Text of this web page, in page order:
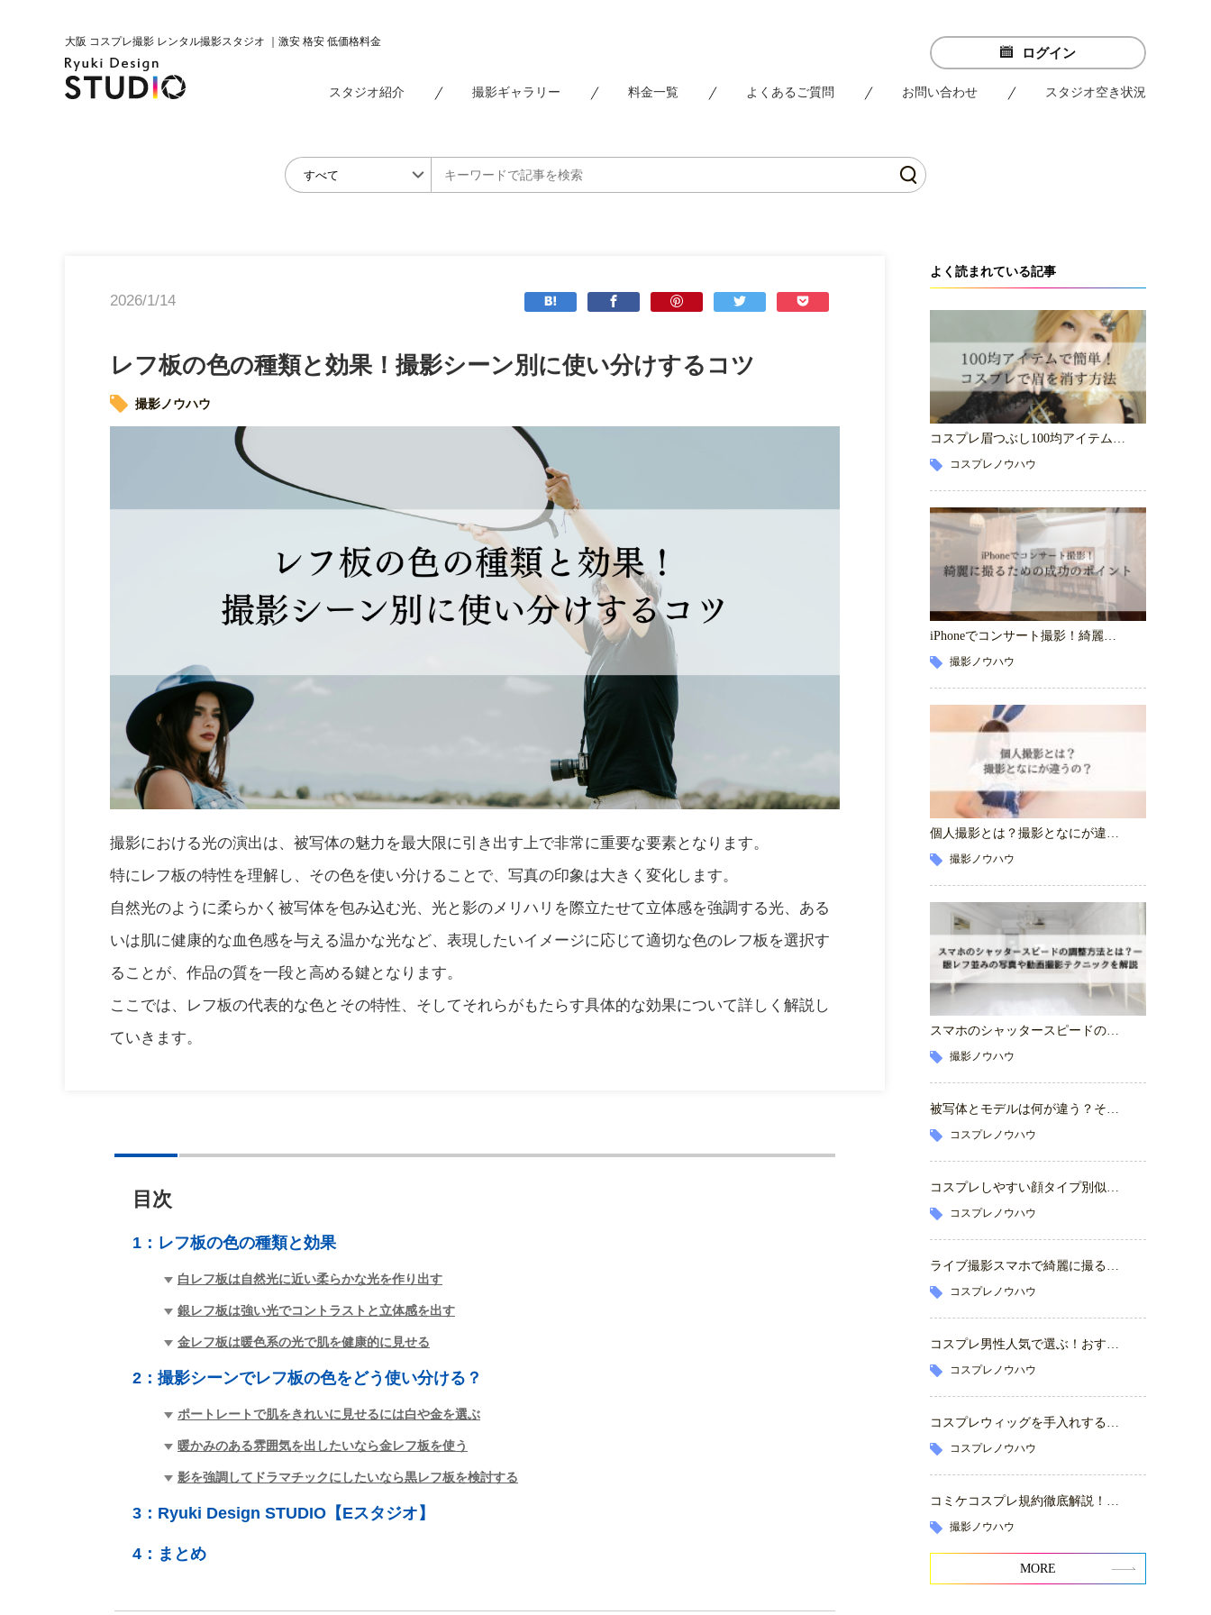
大阪 コスプレ撮影 レンタル撮影スタジオ ｜激安 格安 低価格料金
ログイン
スタジオ紹介 撮影ギャラリー 料金一覧 よくあるご質問 お問い合わせ スタジオ空き状況
2026/1/14
レフ板の色の種類と効果！撮影シーン別に使い分けするコツ
撮影ノウハウ
撮影における光の演出は、被写体の魅力を最大限に引き出す上で非常に重要な要素となります。
特にレフ板の特性を理解し、その色を使い分けることで、写真の印象は大きく変化します。
自然光のように柔らかく被写体を包み込む光、光と影のメリハリを際立たせて立体感を強調する光、ある
いは肌に健康的な血色感を与える温かな光など、表現したいイメージに応じて適切な色のレフ板を選択す
ることが、作品の質を一段と高める鍵となります。
ここでは、レフ板の代表的な色とその特性、そしてそれらがもたらす具体的な効果について詳しく解説し
ていきます。
目次
1： レフ板の色の種類と効果
白レフ板は自然光に近い柔らかな光を作り出す
銀レフ板は強い光でコントラストと立体感を出す
金レフ板は暖色系の光で肌を健康的に見せる
2： 撮影シーンでレフ板の色をどう使い分ける？
ポートレートで肌をきれいに見せるには白や金を選ぶ
暖かみのある雰囲気を出したいなら金レフ板を使う
影を強調してドラマチックにしたいなら黒レフ板を検討する
3： Ryuki Design STUDIO【Eスタジオ】
4： まとめ
よく読まれている記事
コスプレ眉つぶし100均アイテム…
コスプレノウハウ
iPhoneでコンサート撮影！綺麗…
撮影ノウハウ
個人撮影とは？撮影となにが違…
撮影ノウハウ
スマホのシャッタースピードの…
撮影ノウハウ
被写体とモデルは何が違う？そ…
コスプレノウハウ
コスプレしやすい顔タイプ別似…
コスプレノウハウ
ライブ撮影スマホで綺麗に撮る…
コスプレノウハウ
コスプレ男性人気で選ぶ！おす…
コスプレノウハウ
コスプレウィッグを手入れする…
コスプレノウハウ
コミケコスプレ規約徹底解説！…
撮影ノウハウ
MORE